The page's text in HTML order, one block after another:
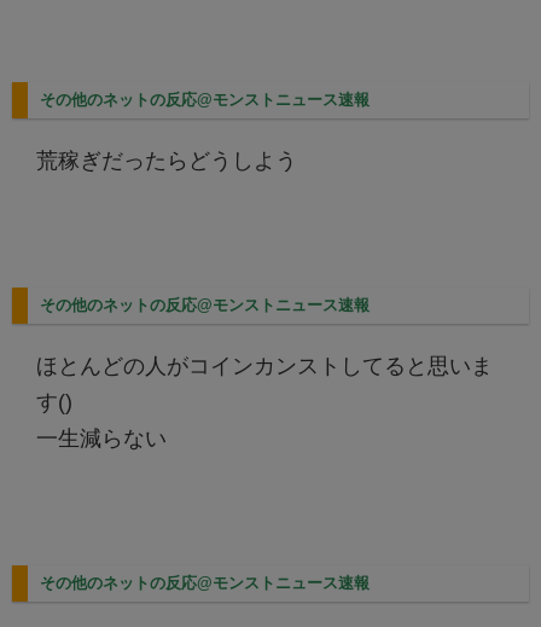
その他のネットの反応@モンストニュース速報
荒稼ぎだったらどうしよう
その他のネットの反応@モンストニュース速報
ほとんどの人がコインカンストしてると思いま
す()
一生減らない
その他のネットの反応@モンストニュース速報